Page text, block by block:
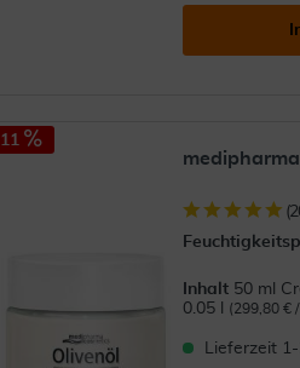
11
(
Inhalt 50 ml
0.05 l
(299,80 €
Lieferzeit